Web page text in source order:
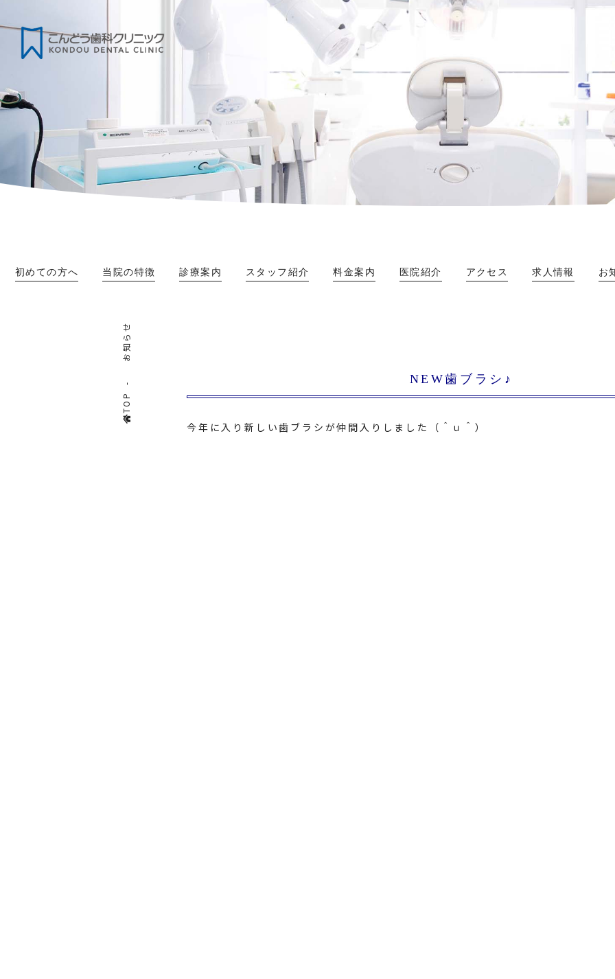
初めての方へ 当院の特徴 診療案内 スタッフ紹介 料金案内 医院紹介 アクセス 求人情報 お
TOP
お知らせ
NEW歯ブラシ♪
今年に入り新しい歯ブラシが仲間入りしました（＾ｕ＾）